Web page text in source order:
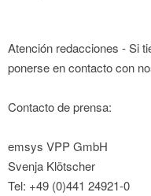
Atención redacciones - Si
ponerse en contacto con
Contacto de prensa:
emsys VPP GmbH
Svenja Klötscher
Tel: +49 (0)441 24921-0